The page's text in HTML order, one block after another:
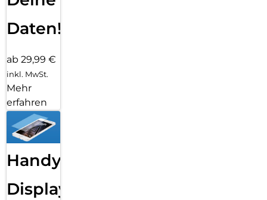
Daten!
ab 29,99 €
inkl. MwSt.
Mehr
erfahren
Handy
Displayfolie